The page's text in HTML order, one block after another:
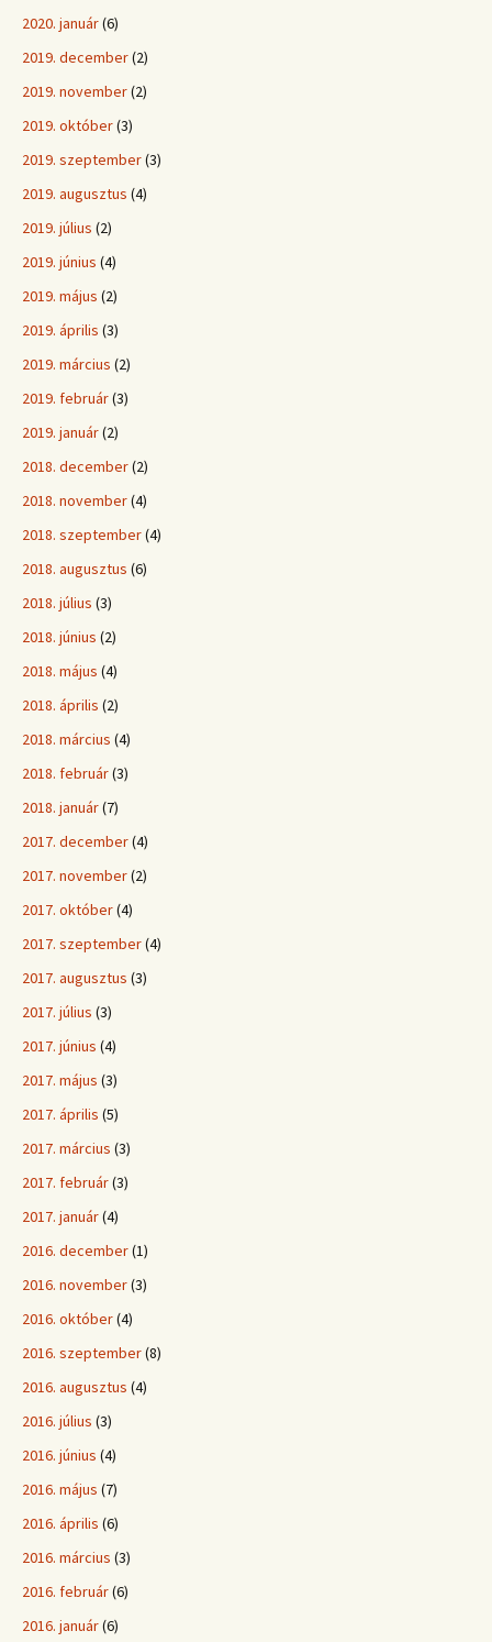
2020. január(6)
2019. december(2)
2019. november(2)
2019. október(3)
2019. szeptember(3)
2019. augusztus (4)
2019. július (2)
2019. június (4)
2019. május (2)
2019. április (3)
2019. március (2)
2019. február(3)
2019. január(2)
2018. december(2)
2018. november(4)
2018. szeptember(4)
2018. augusztus (6)
2018. július (3)
2018. június (2)
2018. május (4)
2018. április (2)
2018. március (4)
2018. február(3)
2018. január(7)
2017. december(4)
2017. november(2)
2017. október(4)
2017. szeptember(4)
2017. augusztus (3)
2017. július (3)
2017. június (4)
2017. május (3)
2017. április (5)
2017. március (3)
2017. február(3)
2017. január(4)
2016. december(1)
2016. november(3)
2016. október(4)
2016. szeptember(8)
2016. augusztus (4)
2016. július (3)
2016. június (4)
2016. május (7)
2016. április (6)
2016. március (3)
2016. február(6)
2016. január(6)